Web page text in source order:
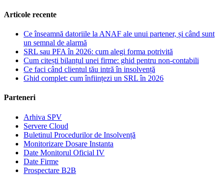
Articole recente
Ce înseamnă datoriile la ANAF ale unui partener, și când sunt
un semnal de alarmă
SRL sau PFA în 2026: cum alegi forma potrivită
Cum citești bilanțul unei firme: ghid pentru non-contabili
Ce faci când clientul tău intră în insolvență
Ghid complet: cum înființezi un SRL în 2026
Parteneri
Arhiva SPV
Servere Cloud
Buletinul Procedurilor de Insolvență
Monitorizare Dosare Instanta
Date Monitorul Oficial IV
Date Firme
Prospectare B2B